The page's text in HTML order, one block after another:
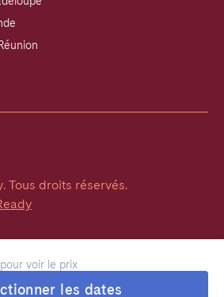
voir le prix
les dates
. Tous droits réservés.